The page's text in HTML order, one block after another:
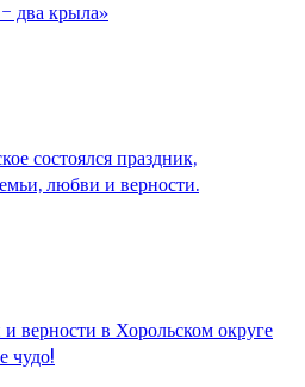
два крыла»
состоялся праздник,
любви и верности.
верности в Хорольском округе
чудо!